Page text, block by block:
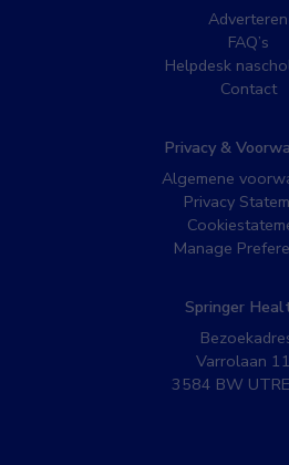
Adverteren
FAQ’s
Helpdesk
Contact
Privacy &
Algemene
Privacy
Manage
Springer
Varrolaan
3584 BW